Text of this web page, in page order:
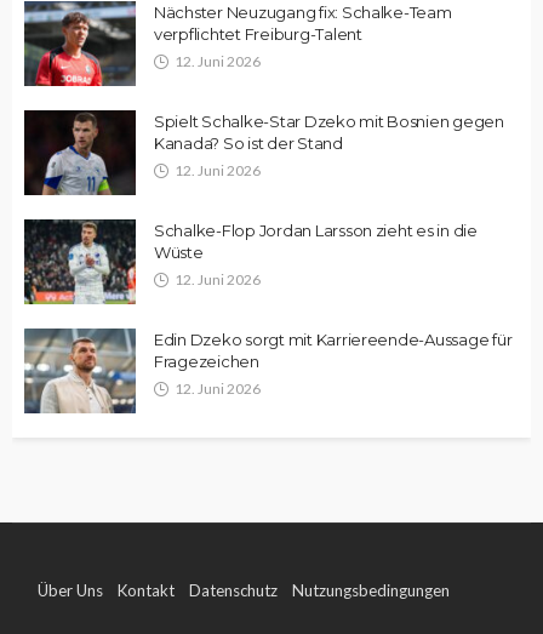
Nächster Neuzugang fix: Schalke-Team
verpflichtet Freiburg-Talent
12. Juni 2026
Spielt Schalke-Star Dzeko mit Bosnien gegen
Kanada? So ist der Stand
12. Juni 2026
Schalke-Flop Jordan Larsson zieht es in die
Wüste
12. Juni 2026
Edin Dzeko sorgt mit Karriereende-Aussage für
Fragezeichen
12. Juni 2026
Über Uns Kontakt Datenschutz Nutzungsbedingungen